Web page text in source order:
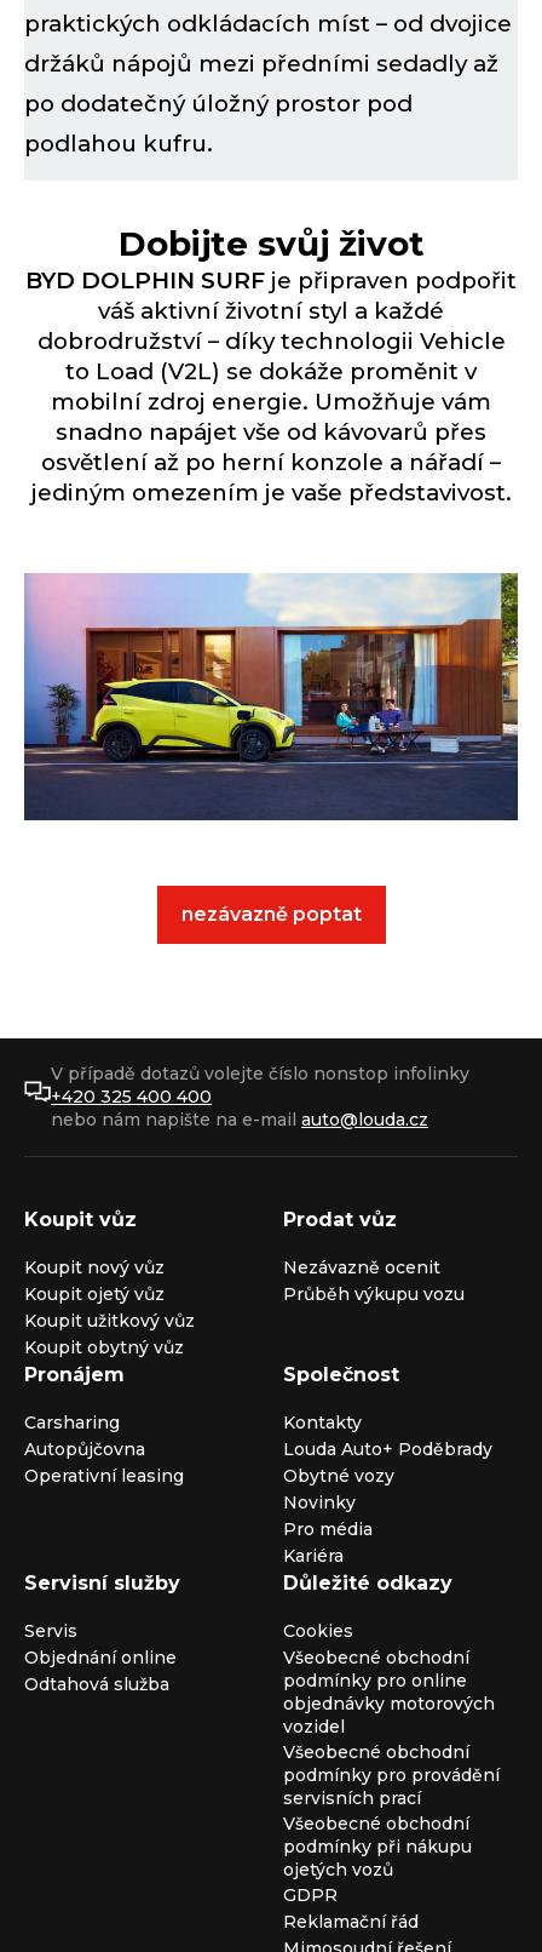
praktických odkládacích míst – od dvojice
držáků nápojů mezi předními sedadly až
po dodatečný úložný prostor pod
podlahou kufru.
Dobijte svůj život
BYD DOLPHIN SURF je připraven podpořit
váš aktivní životní styl a každé
dobrodružství – díky technologii Vehicle
to Load (V2L) se dokáže proměnit v
mobilní zdroj energie. Umožňuje vám
snadno napájet vše od kávovarů přes
osvětlení až po herní konzole a nářadí –
jediným omezením je vaše představivost.
nezávazně poptat
V případě dotazů volejte číslo nonstop infolinky
+420 325 400 400
nebo nám napište na e-mail auto@louda.cz
Koupit vůz
Koupit nový vůz
Koupit ojetý vůz
Koupit užitkový vůz
Koupit obytný vůz
Prodat vůz
Nezávazně ocenit
Průběh výkupu vozu
Pronájem
Carsharing
Autopůjčovna
Operativní leasing
Společnost
Kontakty
Louda Auto+ Poděbrady
Obytné vozy
Novinky
Pro média
Kariéra
Servisní služby
Servis
Objednání online
Odtahová služba
Důležité odkazy
Cookies
Všeobecné obchodní
podmínky pro online
objednávky motorových
vozidel
Všeobecné obchodní
podmínky pro provádění
servisních prací
Všeobecné obchodní
podmínky při nákupu
ojetých vozů
GDPR
Reklamační řád